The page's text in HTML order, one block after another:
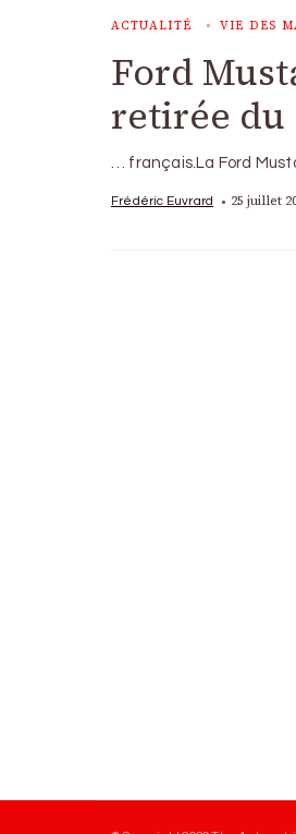
ACTUALITÉ VIE DES
Ford
retirée
… français.La Ford
Frédéric Euvrard 25 juillet